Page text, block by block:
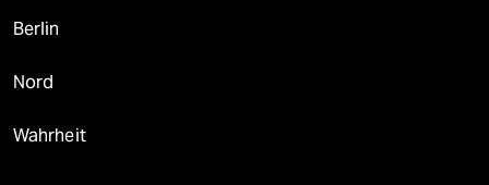
Berlin
Nord
Wahrheit